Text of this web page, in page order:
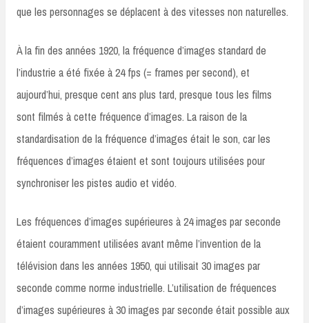
que les personnages se déplacent à des vitesses non naturelles.
À la fin des années 1920, la fréquence d’images standard de
l’industrie a été fixée à 24 fps (= frames per second), et
aujourd’hui, presque cent ans plus tard, presque tous les films
sont filmés à cette fréquence d’images. La raison de la
standardisation de la fréquence d’images était le son, car les
fréquences d’images étaient et sont toujours utilisées pour
synchroniser les pistes audio et vidéo.
Les fréquences d’images supérieures à 24 images par seconde
étaient couramment utilisées avant même l’invention de la
télévision dans les années 1950, qui utilisait 30 images par
seconde comme norme industrielle. L’utilisation de fréquences
d’images supérieures à 30 images par seconde était possible aux